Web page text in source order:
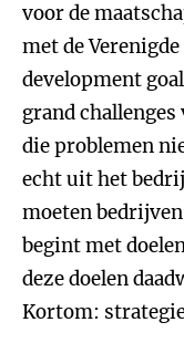
voor de
met de
development
grand challenges
die problemen
echt uit het
moeten
begint met
deze doelen
Kortom: